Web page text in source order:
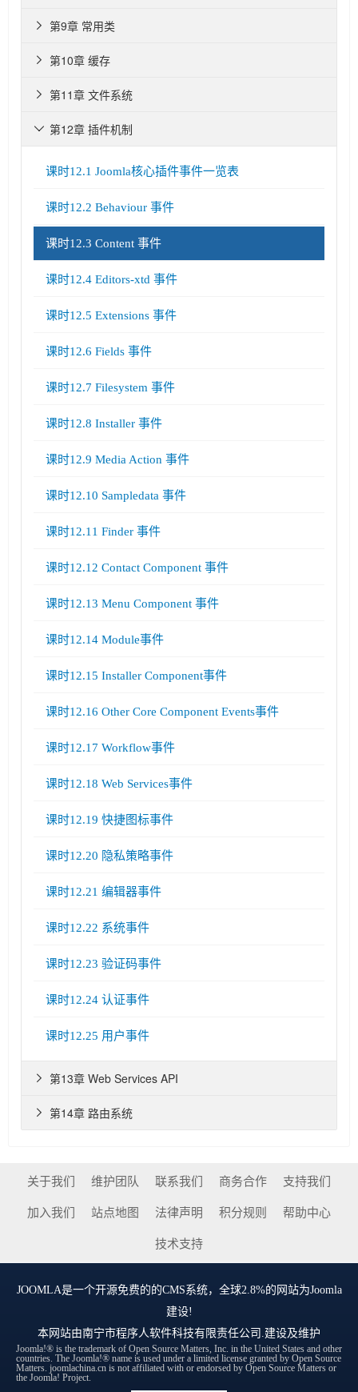
第9章 常用类

第10章 缓存

第11章 文件系统

第12章 插件机制

课时12.1 Joomla核心插件事件一览表
课时12.2 Behaviour 事件
课时12.3 Content 事件
课时12.4 Editors-xtd 事件
课时12.5 Extensions 事件
课时12.6 Fields 事件
课时12.7 Filesystem 事件
课时12.8 Installer 事件
课时12.9 Media Action 事件
课时12.10 Sampledata 事件
课时12.11 Finder 事件
课时12.12 Contact Component 事件
课时12.13 Menu Component 事件
课时12.14 Module事件
课时12.15 Installer Component事件
课时12.16 Other Core Component Events事件
课时12.17 Workflow事件
课时12.18 Web Services事件
课时12.19 快捷图标事件
课时12.20 隐私策略事件
课时12.21 编辑器事件
课时12.22 系统事件
课时12.23 验证码事件
课时12.24 认证事件
课时12.25 用户事件
第13章 Web Services API

第14章 路由系统

关于我们 维护团队 联系我们 商务合作 支持我们
加入我们 站点地图 法律声明 积分规则 帮助中心
技术支持
JOOMLA是一个开源免费的的CMS系统，全球2.8%的网站为Joomla
建设!
本网站由南宁市程序人软件科技有限责任公司 .建设及维护
Joomla!® is the trademark of Open Source Matters, Inc. in the United States and other
countries. The Joomla!® name is used under a limited license granted by Open Source
Matters. joomlachina.cn is not affiliated with or endorsed by Open Source Matters or
the Joomla! Project.